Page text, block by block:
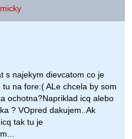
s najekym dievcatom co je
na fore:( ALe chcela by som
ochotna?Napriklad icq alebo
? VOpred dakujem..Ak
tak tu je